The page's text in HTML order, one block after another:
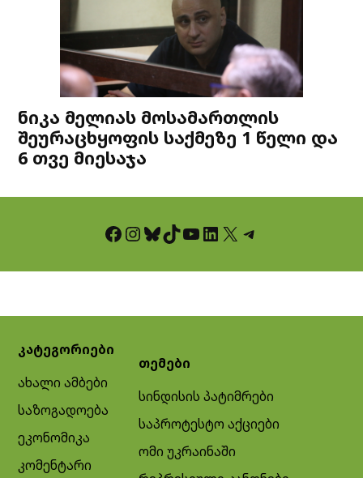
ნიკა მელიას მოსამართლის
შეურაცხყოფის საქმეზე 1 წელი და
6 თვე მიესაჯა
Facebook InstagramBluesky TikTok YouTube LinkedIn X Telegram
კატეგორიები
ახალი ამბები
საზოგადოება
ეკონომიკა
კომენტარი
თემები
სინდისის პატიმრები
საპროტესტო აქციები
ომი უკრაინაში